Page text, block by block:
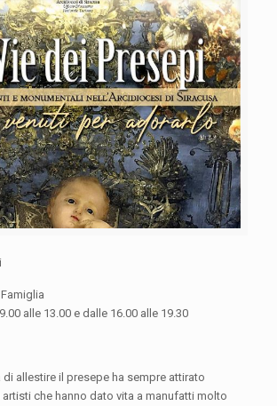
alle 13.00 e dalle 16.00 alle 19.30
allestire il presepe ha sempre attirato
artisti che hanno dato vita a manufatti molto